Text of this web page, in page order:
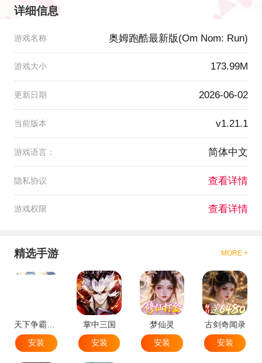
详细信息
游戏名称 奥姆跑酷最新版(Om Nom: Run)
游戏大小 173.99M
更新日期 2026-06-02
当前版本 v1.21.1
游戏语言： 简体中文
隐私协议 查看详情
游戏权限 查看详情
精选手游 MORE +
天下争霸三国志
安装
掌中三国
安装
梦仙灵
安装
古剑奇闻录
安装